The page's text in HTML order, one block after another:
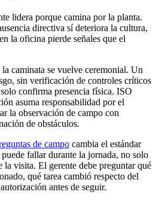
lidera porque camina por la planta.
directiva sí deteriora la cultura,
la oficina pierde señales que el
caminata se vuelve ceremonial. Un
sin verificación de controles críticos
confirma presencia física. ISO
asuma responsabilidad por el
la observación de campo con
de obstáculos.
de campo cambia el estándar
fallar durante la jornada, no solo
la visita. El gerente debe preguntar qué
qué tarea cambió respecto del
antes de seguir.